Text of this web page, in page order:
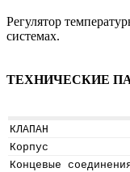
Регулятор
системах.
ТЕХНИЧЕСКИЕ
КЛАПАН
Корпус
Концевые